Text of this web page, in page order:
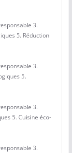
3.
5. Réduction
3.
5.
3.
5. Cuisine éco-
3.